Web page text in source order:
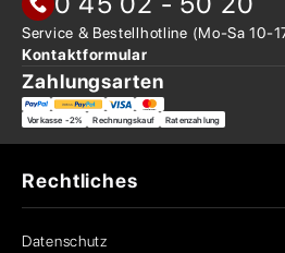
Service & Bestellhotline (Mo-Sa 10-
Kontaktformular
Zahlungsarten
Vorkasse -2% Rechnungskauf Ratenzahlung
Rechtliches
Datenschutz